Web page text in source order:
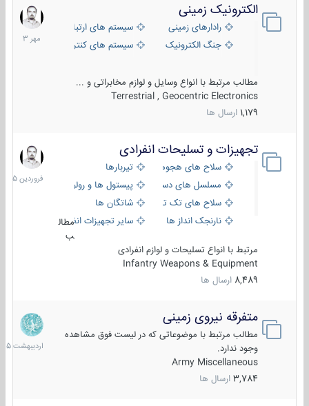
الکترونیک زمینی
رادارهای زمینی
سیستم های ارتباطی و جمع آوری
جنگ الکترونیک
سیستم های کنترل آتش و تجهیزات
مطالب مرتبط با انواع وسایل و لوازم مخابراتی و ...
Terrestrial , Geocentric Electronics
1,179 ارسال ها
1
مهر
1403
تجهیزات و تسلیحات انفرادی
سلاح های هجومی
تیربارها
مسلسل های دستی
پیستول ها و رولورها
سلاح های تک تیر اندازیشاتگان ها
نارنجک انداز ها
سایر تجهیزات انفرادی
مطال
ب
مرتبط با انواع تسلیحات و لوازم انفرادی
Infantry Weapons & Equipment
8,489 ارسال ها
17
فروردین
1405
متفرقه نیروی زمینی
مطالب مرتبط با موضوعاتی که در لیست فوق مشاهده
وجود ندارد.
Army Miscellaneous
3,784 ارسال ها
27
1405